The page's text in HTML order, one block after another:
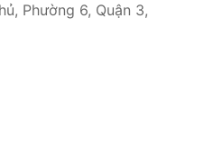
Phường 6, Quận 3,